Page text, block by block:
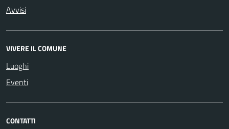
Avvisi
VIVERE IL COMUNE
Luoghi
Eventi
CONTATTI